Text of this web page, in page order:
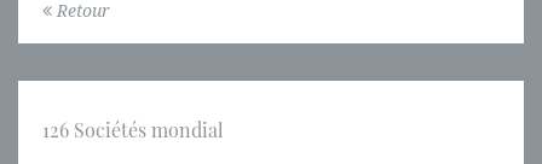
Retour
126 Sociétés mondial